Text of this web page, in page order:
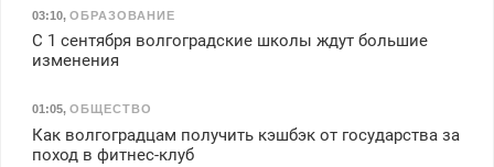
03:10, ОБРАЗОВАНИЕ
С 1 сентября волгоградские школы ждут большие
изменения
01:05, ОБЩЕСТВО
Как волгоградцам получить кэшбэк от государства за
поход в фитнес-клуб